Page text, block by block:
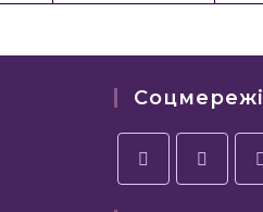
Соцмережі